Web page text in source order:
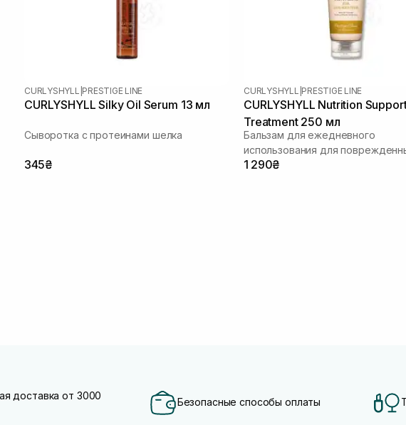
CURLYSHYLL PRESTIGE LINE
CURLYSHYLL Silky Oil Serum 13 мл
Сыворотка с протеинами шелка
345₴
CURLYSHYLL PRESTIGE LINE
CURLYSHYLL Nutrition
Treatment 250 мл
Бальзам для ежедневного
использования для
1 290₴
доставка от 3000
Безопасные способы оплаты